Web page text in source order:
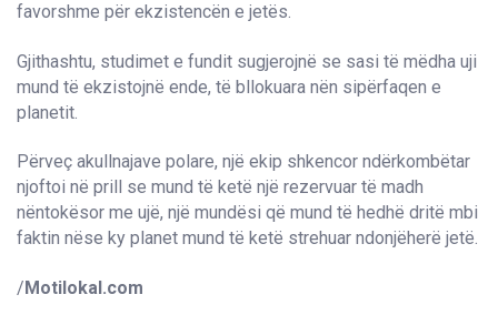
favorshme për ekzistencën e jetës.
Gjithashtu, studimet e fundit sugjerojnë se sasi të mëdha uji
mund të ekzistojnë ende, të bllokuara nën sipërfaqen e
planetit.
Përveç akullnajave polare, një ekip shkencor ndërkombëtar
njoftoi në prill se mund të ketë një rezervuar të madh
nëntokësor me ujë, një mundësi që mund të hedhë dritë mbi
faktin nëse ky planet mund të ketë strehuar ndonjëherë jetë.
/Motilokal.com